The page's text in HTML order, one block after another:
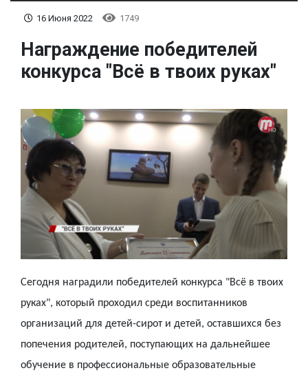
16 Июня 2022 1749
Награждение победителей
конкурса "Всё в твоих руках"
Сегодня наградили победителей конкурса "Всё в твоих
руках", который проходил среди воспитанников
организаций для детей-сирот и детей, оставшихся без
попечения родителей, поступающих на дальнейшее
обучение в профессиональные образовательные